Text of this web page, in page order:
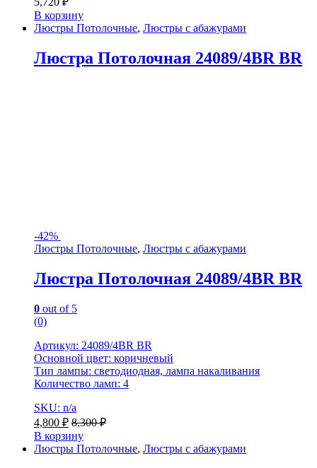
В корзину
Люстры Потолочные, Люстры с абажурами
Люстра Потолочная 24089/4BR BR
-42%
Люстры Потолочные, Люстры с абажурами
Люстра Потолочная 24089/4BR BR
0 out of 5
(0)
Артикул: 24089/4BR BR
Основной цвет: коричневый
Тип лампы: светодиодная, лампа накаливания
Количество ламп: 4
SKU: n/a
4,800 ₽ 8,300₽
В корзину
Люстры Потолочные, Люстры с абажурами